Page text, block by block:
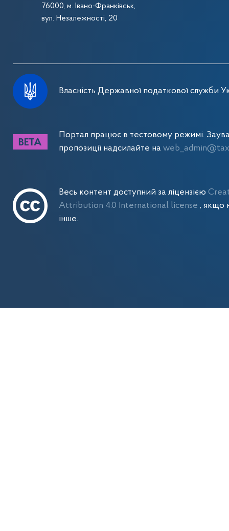
76000, м. Івано-Франківськ,
вул. Незалежності, 20
Власність Державної податкової служби
Портал працює в тестовому режимі.
пропозиції надсилайте на
Весь контент доступний за ліцензією
Attribution 4.0 International license , якщо
інше.